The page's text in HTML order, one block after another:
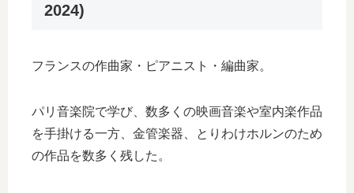
2024)
フランスの作曲家・ピアニスト・編曲家。
パリ音楽院で学び、数多くの映画音楽や室内楽作品
を手掛ける一方、金管楽器、とりわけホルンのため
の作品を数多く残した。